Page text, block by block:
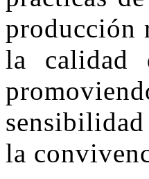
producción
la calidad
la